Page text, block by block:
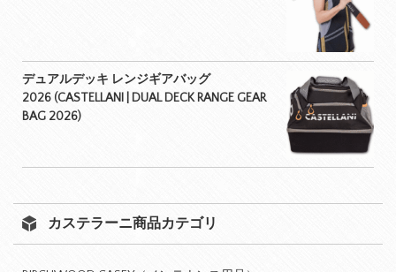
デュアルデッキ レンジギアバッグ
2026 (CASTELLANI | DUAL DECK RANGE GEAR
BAG 2026)
カステラーニ商品カテゴリ